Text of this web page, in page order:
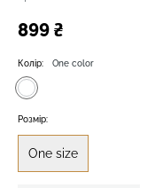
899 ₴
Колір: One color
Розмір:
One size